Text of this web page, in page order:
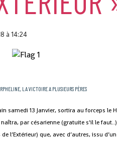
à 14:24
LA VICTOIRE A PLUSIEURS PÈRES
samedi 13 Janvier, sortira au forceps le
par césarienne (gratuite s’il le
de l’Extérieur) que, avec d’autres, issu